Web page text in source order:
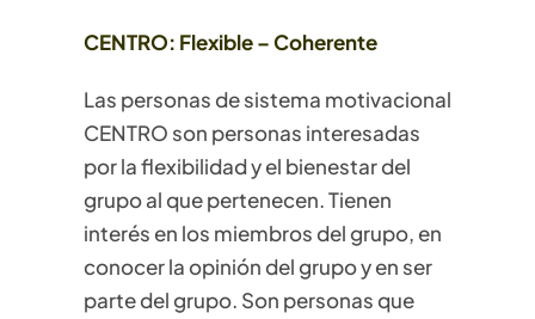
CENTRO: Flexible – Coherente
Las personas de sistema motivacional
CENTRO son personas interesadas
por la flexibilidad y el bienestar del
grupo al que pertenecen. Tienen
interés en los miembros del grupo, en
conocer la opinión del grupo y en ser
parte del grupo. Son personas que